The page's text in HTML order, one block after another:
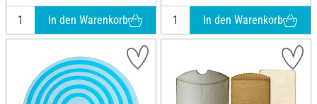
In den Warenkorb In den Warenkorb